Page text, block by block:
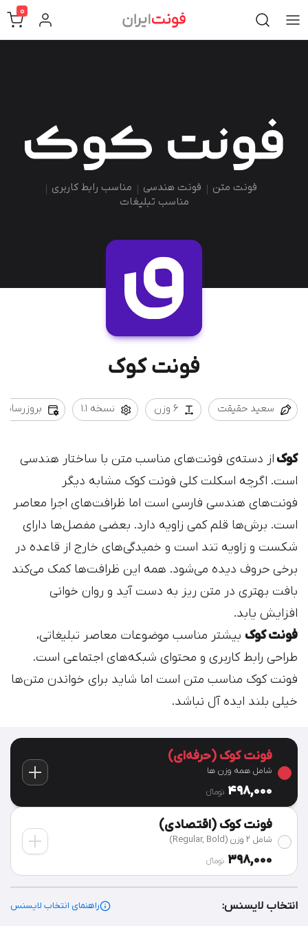
0
فونت متن فونت هندسی
مناسب رابط کاربری
مناسب تبلیغات
فونت کوک
سعید حقیقت 6 وزن نسخه 1.1 بروزرسانی 1402/09/
کوکاز دسته‌ی فونت‌های مناسب متن با ساختار هندسی
است. اگرچه اسکلت کلی فونت کوک مشابه دیگر
فونت‌های هندسی فارسی است اما ظرافت‌های اجرا معاصر
است. برش‌ها قلم کمی زاویه دارد. بعضی مفصل‌ها دارای
شکست و زاویه تند است و خمیدگی‌های خارج از قاعده در
برخی حروف دیده می‌شود. همه این ظرافت‌ها کمک می‌کند
بافت بهتری در متن ریز به دست آید و روان خوانی
افزایش یابد.
فونت کوک بیشتر مناسب موضوعات معاصر تبلیغاتی،
طراحی رابط کاربری و محتوای شبکه‌های اجتماعی است.
فونت کوک مناسب متن است اما شاید برای خواندن متن‌ها
خیلی بلند ایده آل نباشد.
فونت کوک (حرفه‌ای)
شامل همه وزن ها
498,000 تومان‫ء‬
فونت کوک (اقتصادی)
شامل 2 وزن (Regular, Bold)
398,000 تومان‫ء‬
انتخاب لایسنس: راهنمای انتخاب لایسنس